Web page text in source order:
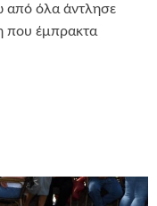
από όλα άντλησε
που έμπρακτα